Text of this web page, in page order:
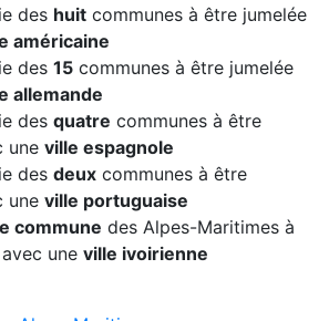
des huit communes à être jumelée
américaine
des 15 communes à être jumelée
allemande
des quatre communes à être
une ville espagnole
des deux communes à être
une ville portuguaise
commune des Alpes-Maritimes à
une ville ivoirienne